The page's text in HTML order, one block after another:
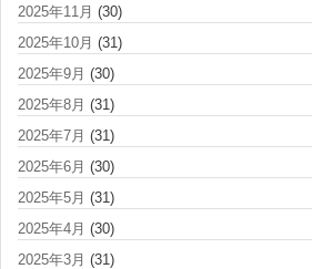
2025年11月 (30)
2025年10月 (31)
2025年9月 (30)
2025年8月 (31)
2025年7月 (31)
2025年6月 (30)
2025年5月 (31)
2025年4月 (30)
2025年3月 (31)